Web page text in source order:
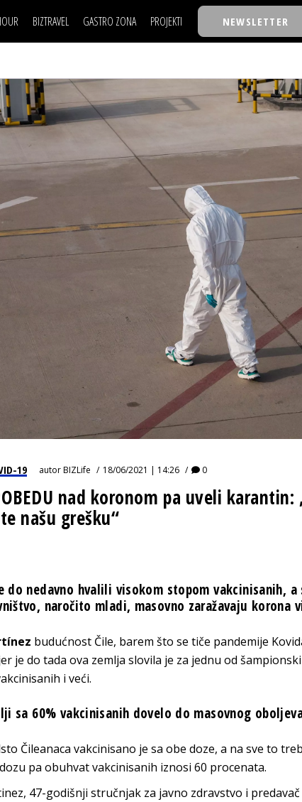
SVET
BIZTRAVEL GASTRO ZONA PROJEKTI
TASTY TALKS
30 ISPOD 30
BACK TO OFFICE/SCHOOL
BIZKOLEGIJUM
BMW BIZNIS LIGA
BIZLIFE WEEK
IZJAVA GODINE
NEWSLETTER
I SCENA
SVET
NAJKOLEGA
30 ISPOD 30
BACK TO OFFICE/SCHOOL
BIZKOLEGIJUM
BMW BIZNIS LIGA
BIZLIFE WEEK
IZJAVA GODINE
19 autorBIZLife 18/06/2021 | 14:26 0
nad koronom pa uveli
našu grešku“
do nedavno hvalili visokom stopom vakcinisanih,
naročito mladi, masovno zaražavaju korona
budućnost Čile, barem što se tiče pandemije
je do tada ova zemlja slovila je za jednu od
i veći.
sa 60% vakcinisanih dovelo do masovnog
Čileanaca vakcinisano je sa obe doze, a na sve to
pa obuhvat vakcinisanih iznosi 60 procenata.
47-godišnji stručnjak za javno zdravstvo i